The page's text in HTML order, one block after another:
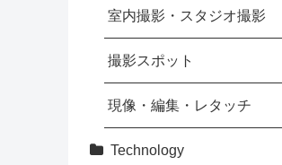
室内撮影・スタジオ撮影
撮影スポット
現像・編集・レタッチ
Technology